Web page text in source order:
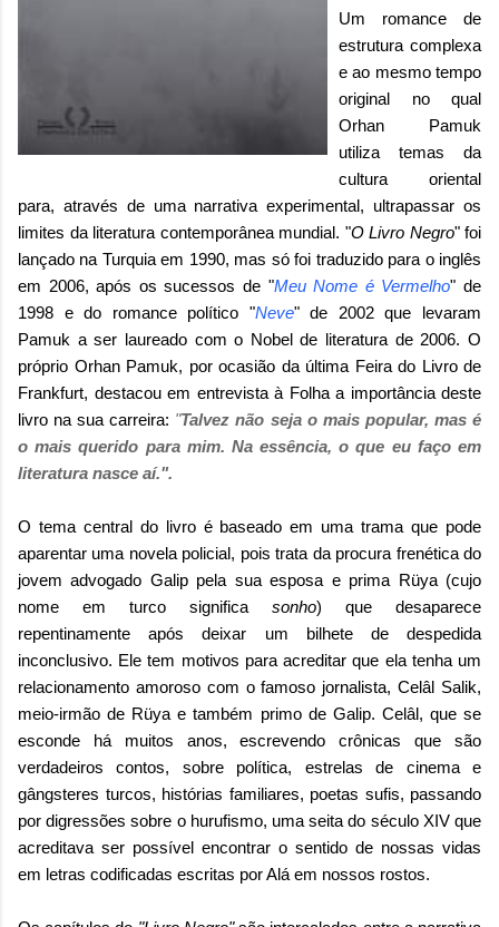
Um romance de
estrutura complexa
e ao mesmo tempo
original no qual
Orhan Pamuk
utiliza temas da
cultura oriental
para, através de uma narrativa experimental, ultrapassar os
limites da literatura contemporânea mundial. "O Livro Negro" foi
lançado na Turquia em 1990, mas só foi traduzido para o inglês
em 2006, após os sucessos de "Meu Nome é Vermelho"de
1998 e do romance político "Neve"de 2002 que levaram
Pamuk a ser laureado com o Nobel de literatura de 2006.O
próprio Orhan Pamuk, por ocasião da última Feira do Livro de
Frankfurt, destacou em entrevista à Folha a importância deste
livro na sua carreira: "Talvez não seja o mais popular, mas é
o mais querido para mim. Na essência, o que eu faço em
literatura nasce aí.".
O tema central do livro é baseado em uma trama que pode
aparentar uma novela policial, pois trata da procura frenética do
jovem advogado Galip pela sua esposa e prima Rüya (cujo
nome em turco significa sonho) que desaparece
repentinamente após deixar um bilhete de despedida
inconclusivo. Ele tem motivos para acreditar que ela tenha um
relacionamento amoroso com o famoso jornalista, Celâl Salik,
meio-irmão de Rüya e também primo de Galip. Celâl, que se
esconde há muitos anos, escrevendo crônicas que são
verdadeiros contos, sobre política, estrelas de cinema e
gângsteres turcos, histórias familiares, poetas sufis, passando
por digressões sobre o hurufismo, uma seita do século XIV que
acreditava ser possível encontrar o sentido de nossas vidas
em letras codificadas escritas por Alá em nossos rostos.